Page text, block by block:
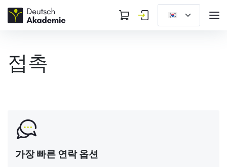
접촉
가장 빠른 연락 옵션